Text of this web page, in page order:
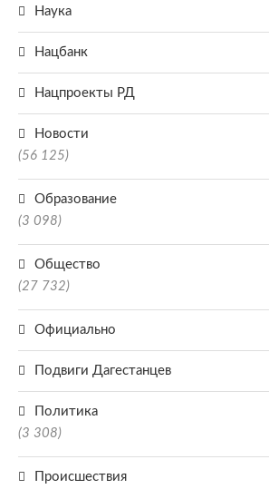
Наука
Нацбанк
Нацпроекты РД
Новости
(56 125)
Образование
(3 098)
Общество
(27 732)
Официально
Подвиги Дагестанцев
Политика
(3 308)
Происшествия